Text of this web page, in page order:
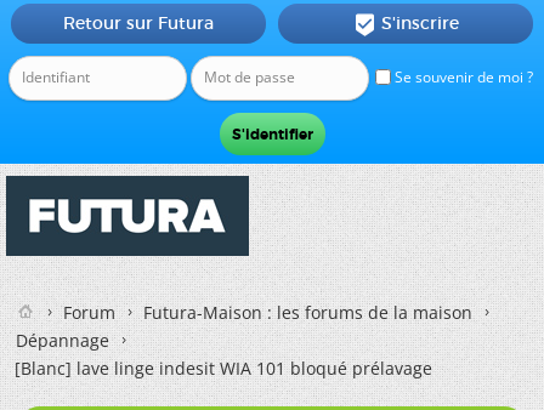
Se souvenir de moi ?
Retour sur Futura  S'inscrire
Forum
Futura-Maison : les forums de la maison
Dépannage
[Blanc]lave linge indesit WIA 101 bloqué prélavage